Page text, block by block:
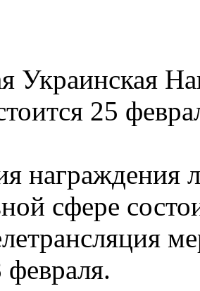
Украинская
25
награждения
сфере
февраля.